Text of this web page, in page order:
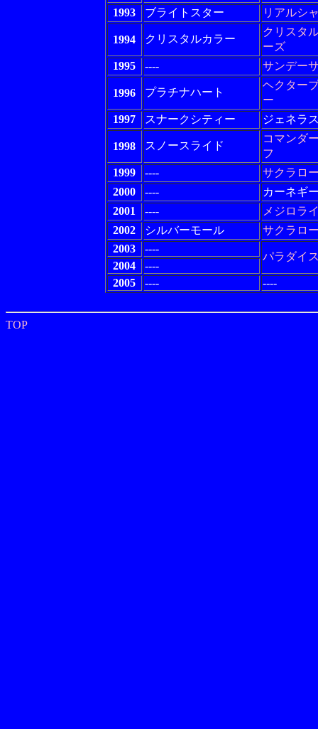
1993
ブライトスター リアルシ
1994 クリスタルカラー
クリスタ
ーズ
1995
---- サンデー
1996 プラチナハート
ヘクター
ー
1997
スナークシティー ジェネラ
1998 スノースライド
コマンダ
フ
1999
----
サクラロ
2000
----
カーネギ
2001
----
メジロラ
2002
シルバーモール
サクラロ
2003
----
パラダイ
2004
----
2005
---- ----
TOP